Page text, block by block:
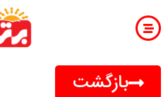
بازگشت